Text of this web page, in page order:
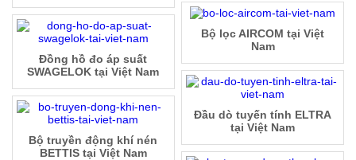
Bộ lọc AIRCOM tại Việt
Nam
Đồng hồ đo áp suất
SWAGELOK tại Việt Nam
Đầu dò tuyến tính ELTRA
tại Việt Nam
Bộ truyền động khí nén
BETTIS tại Việt Nam